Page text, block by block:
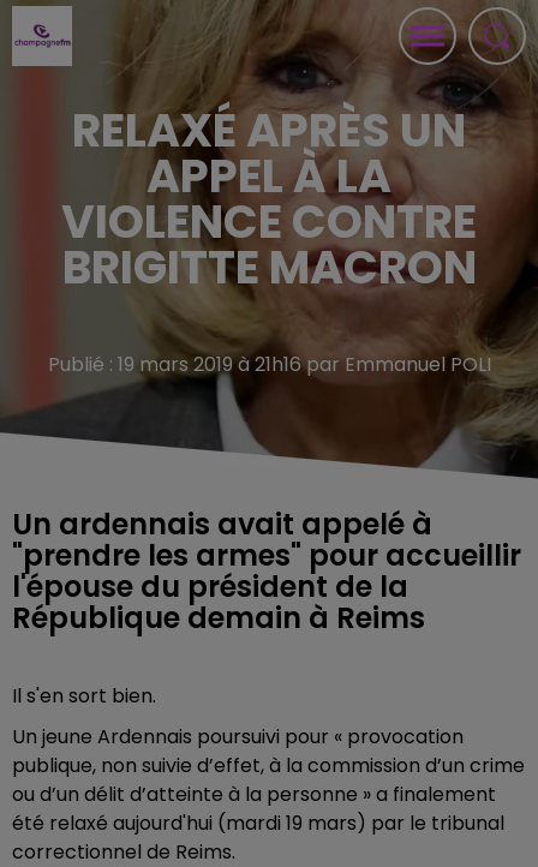
RELAXÉ APRÈS UN
APPEL À LA
VIOLENCE CONTRE
BRIGITTE MACRON
Publié : 19 mars 2019 à 21h16 par Emmanuel POLI
Un ardennais avait appelé à
"prendre les armes" pour accueillir
l'épouse du président de la
République demain à Reims
Il s'en sort bien.
Un jeune Ardennais poursuivi pour « provocation
publique, non suivie d’effet, à la commission d’un crime
ou d’un délit d’atteinte à la personne » a finalement
été relaxé aujourd'hui (mardi 19 mars) par le tribunal
correctionnel de Reims.